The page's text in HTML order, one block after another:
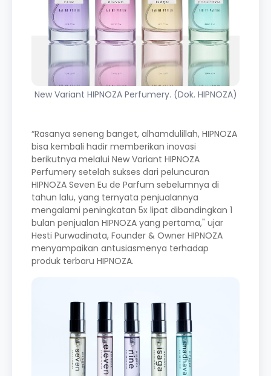
New Variant HIPNOZA Perfumery. (Dok. HIPNOZA)
“Rasanya seneng banget, alhamdulillah, HIPNOZA
bisa kembali hadir memberikan inovasi
berikutnya melalui New Variant HIPNOZA
Perfumery setelah sukses dari peluncuran
HIPNOZA Seven Eu de Parfum sebelumnya di
tahun lalu, yang ternyata penjualannya
mengalami peningkatan 5x lipat dibandingkan 1
bulan penjualan HIPNOZA yang pertama," ujar
Hesti Purwadinata, Founder & Owner HIPNOZA
menyampaikan antusiasmenya terhadap
produk terbaru HIPNOZA.